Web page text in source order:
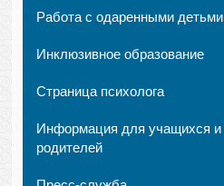
Работа с одаренными детьми
Инклюзивное образование
Страница психолога
Информация для учащихся и
родителей